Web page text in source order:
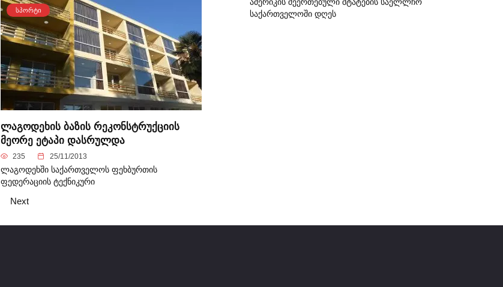
ᲡᲞᲝᲠᲢᲘ
ლაგოდეხის ბაზის რეკონსტრუქციის
მეორე ეტაპი დასრულდა
235 25/11/2013
ლაგოდეხში საქართველოს ფეხბურთის
ფედერაციის ტექნიკური
Next
ამერიკის შეერთებული შტატების საელლჩო
საქართველოში დღეს